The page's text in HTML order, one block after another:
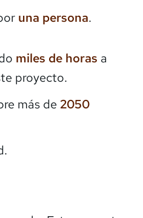
una persona.
miles de horas a
proyecto.
más de 2050